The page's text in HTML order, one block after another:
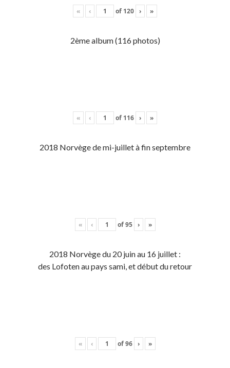
« ‹ of 120 › »
2ème album (116 photos)
« ‹ of 116 › »
2018 Norvège de mi-juillet à fin septembre
« ‹ of95 › »
2018 Norvège du 20 juin au 16 juillet :
des Lofoten au pays sami, et début du retour
« ‹ of96 › »